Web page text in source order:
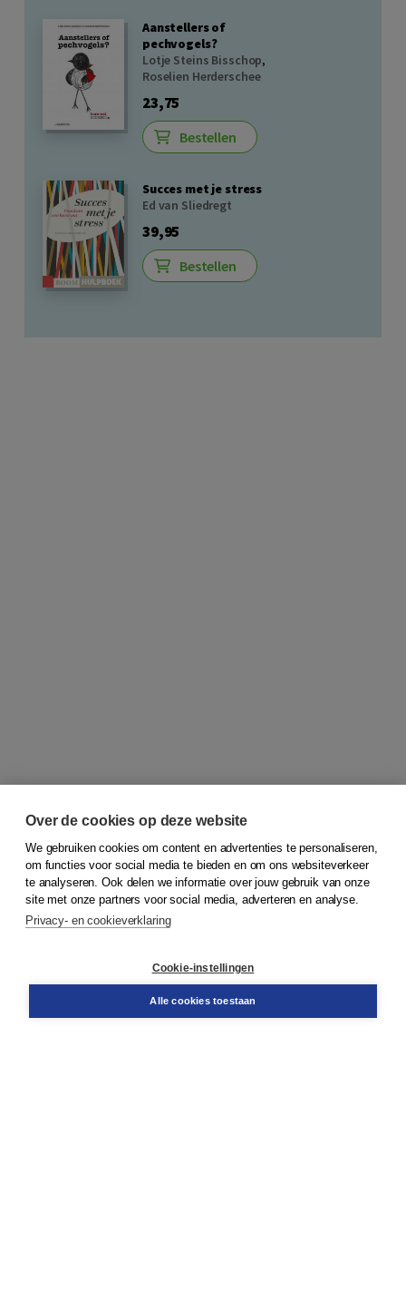
Aanstellers of
pechvogels?
Lotje Steins Bisschop,
Roselien Herderschee
23,75
Bestellen
Succes met je stress
Ed van Sliedregt
39,95
Bestellen
© 2026Koninklijke Boom uitgevers
Bestellen
Over de cookies op deze website
We gebruiken cookies om content en advertenties te personaliseren,
om functies voor social media te bieden en om ons websiteverkeer
te analyseren. Ook delen we informatie over jouw gebruik van onze
site met onze partners voor social media, adverteren en analyse.
Privacy- en cookieverklaring
Cookie-instellingen
Alle cookies toestaan